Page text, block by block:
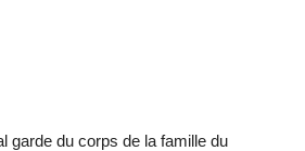
garde du corps de la famille du